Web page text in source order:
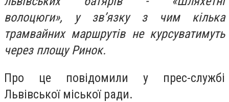
волоцюги», у зв’язку з чим кілька
трамвайних маршрутів не курсуватимуть
через площу Ринок.
Про це повідомили у прес-службі
Львівської міської ради.